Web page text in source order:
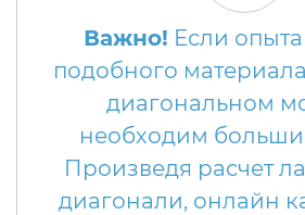
Важно! Если
подобного
диагональном
необходим
Произведя расчет
диагонали, онлайн